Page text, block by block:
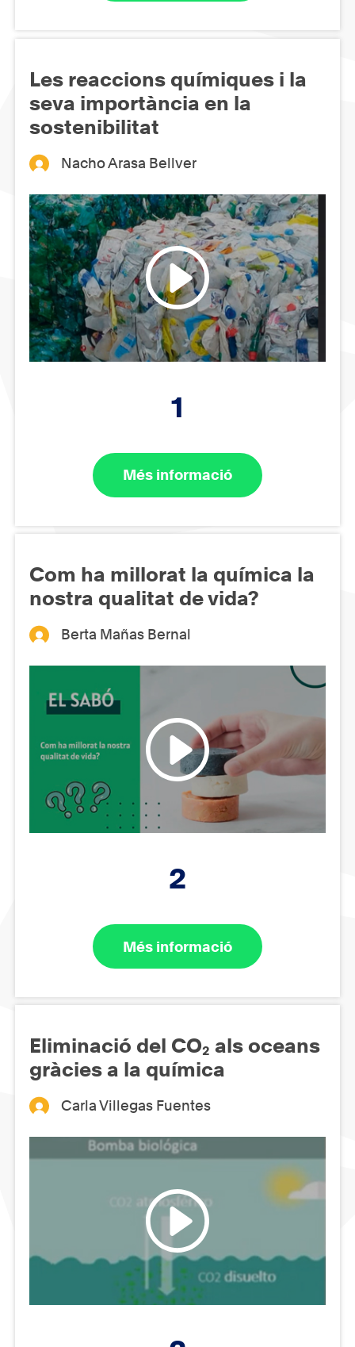
Les reaccions químiques i la
seva importància en la
sostenibilitat
Nacho Arasa Bellver
1
Més informació
Com ha millorat la química la
nostra qualitat de vida?
Berta Mañas Bernal
2
Més informació
Eliminació del CO₂ als oceans
gràcies a la química
Carla Villegas Fuentes